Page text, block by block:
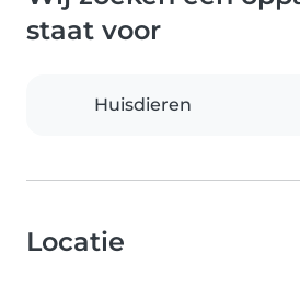
staat voor
Huisdieren
Locatie